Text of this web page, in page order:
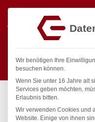
Start / Gastronomiebedarf
Küchenartikel
Töpfe &
Paellapfanne emailliert,
Wir benötigen Ihre
besuchen können.
Wenn Sie unter 16 Jahre alt
Services geben möchten,
Erlaubnis bitten.
Wir verwenden Cookies und
Website. Einige von ihnen